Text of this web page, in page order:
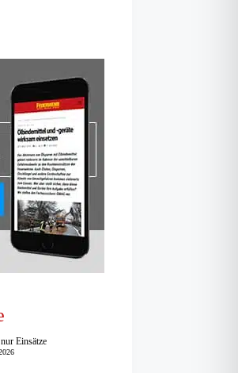
Einsätze